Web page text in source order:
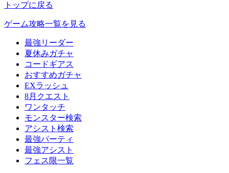
トップに戻る
ゲーム攻略一覧を見る
最強リーダー
夏休みガチャ
コードギアス
おすすめガチャ
EXラッシュ
8月クエスト
ワンタッチ
モンスター検索
アシスト検索
最強パーティ
最強アシスト
フェス限一覧